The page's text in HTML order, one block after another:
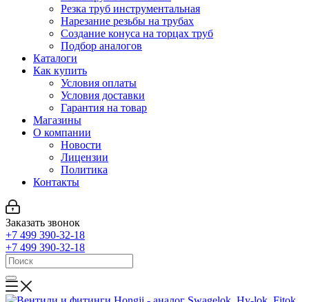
Резка труб инструментальная
Нарезание резьбы на трубах
Создание конуса на торцах труб
Подбор аналогов
Каталоги
Как купить
Условия оплаты
Условия доставки
Гарантия на товар
Магазины
О компании
Новости
Лицензии
Политика
Контакты
Заказать звонок
+7 499 390-32-18
+7 499 390-32-18